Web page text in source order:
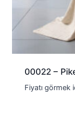
00022 –
Fiyatı görmek